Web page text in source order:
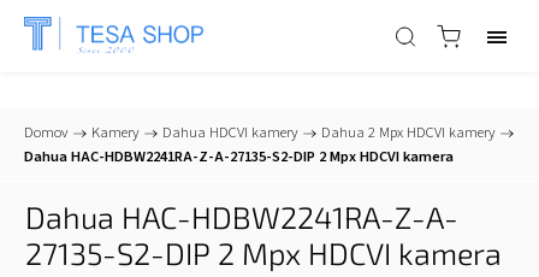
📞+421 903 553 805 info@tesa-systems.sk
Domov / Kamery / Dahua HDCVI kamery / Dahua 2 Mpx HDCVI kamery /
Dahua HAC-HDBW2241RA-Z-A-27135-S2-DIP 2 Mpx HDCVI kamera
Dahua HAC-HDBW2241RA-Z-A-
27135-S2-DIP 2 Mpx HDCVI kamera